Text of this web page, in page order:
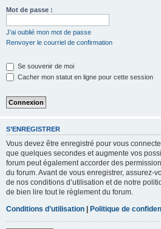
Mot de passe :
J’ai oublié mon mot de passe
Renvoyer le courriel de confirmation
Se souvenir de moi
Cacher mon statut en ligne pour cette session
S’ENREGISTRER
Vous devez être enregistré pour vous
que quelques secondes et augmente vos
forum peut également accorder des
du forum. Avant de vous enregistrer, assurez-
de nos conditions d’utilisation et de notre
de bien lire tout le règlement du forum.
Conditions d’utilisation | Politique de